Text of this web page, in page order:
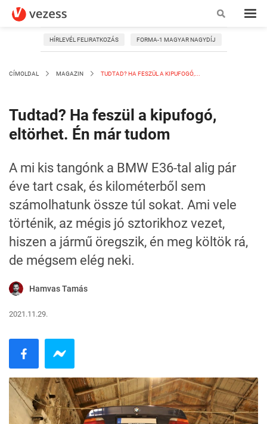
HÍRLEVÉL FELIRATKOZÁS FORMA-1 MAGYAR NAGYDÍJ
CÍMOLDAL MAGAZIN TUDTAD? HA FESZÜL A KIPUFOGÓ,...
Tudtad? Ha feszül a kipufogó,
eltörhet. Én már tudom
A mi kis tangónk a BMW E36-tal alig pár
éve tart csak, és kilométerből sem
számolhatunk össze túl sokat. Ami vele
történik, az mégis jó sztorikhoz vezet,
hiszen a jármű öregszik, én meg költök rá,
de mégsem elég neki.
Hamvas Tamás
2021.11.29.